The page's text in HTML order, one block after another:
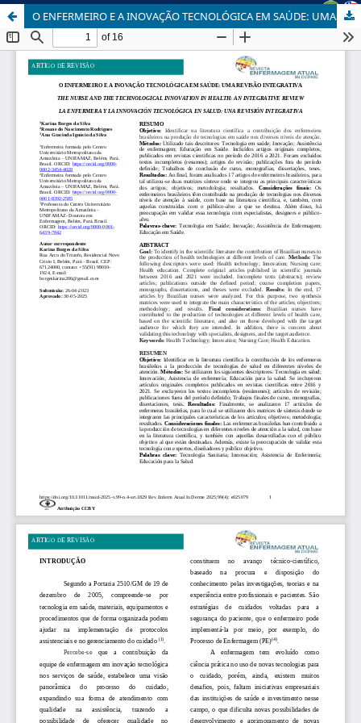
O ENFERMEIRO E A INOVAÇÃO TECNOLÓGICA EM SAÚDE: UMA REVISÃO INTEGRATIVA